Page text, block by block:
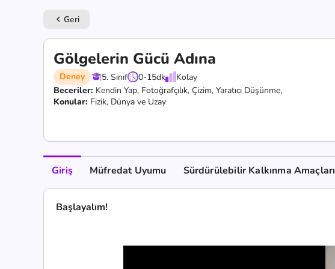
keyboard_arrow_left Geri
Gölgelerin Gücü Adına
Deney 5. Sınıf 0-15dk
Kolay
Beceriler: Kendin Yap, Fotoğrafçılık, Çizim, Yaratıcı Düşünme,
Konular: Fizik, Dünya ve Uzay
Giriş Müfredat Uyumu Sürdürülebilir Kalkınma Amaçları
Başlayalım!